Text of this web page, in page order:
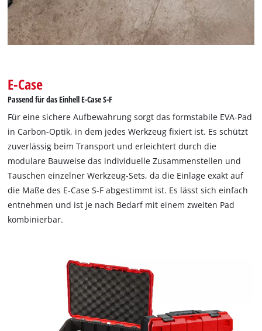
E-Case
Passend für das Einhell E-Case S-F
Für eine sichere Aufbewahrung sorgt das formstabile EVA-Pad
in Carbon-Optik, in dem jedes Werkzeug fixiert ist. Es schützt
zuverlässig beim Transport und erleichtert durch die
modulare Bauweise das individuelle Zusammenstellen und
Tauschen einzelner Werkzeug-Sets, da die Einlage exakt auf
die Maße des E-Case S-F abgestimmt ist. Es lässt sich einfach
entnehmen und ist je nach Bedarf mit einem zweiten Pad
kombinierbar.